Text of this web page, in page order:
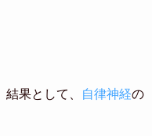
果として、 自律神経の